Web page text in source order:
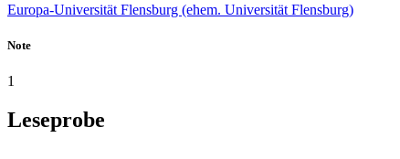
Europa-Universität Flensburg (ehem. Universität Flensburg)
Note
1
Leseprobe